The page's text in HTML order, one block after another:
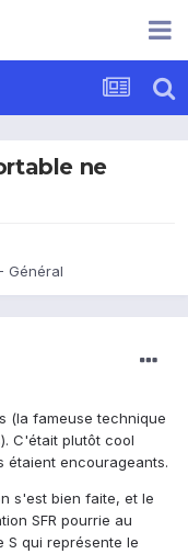
ne
Général
(la fameuse technique
C'était plutôt cool
étaient encourageants.
s'est bien faite, et le
SFR pourrie au
S qui représente le